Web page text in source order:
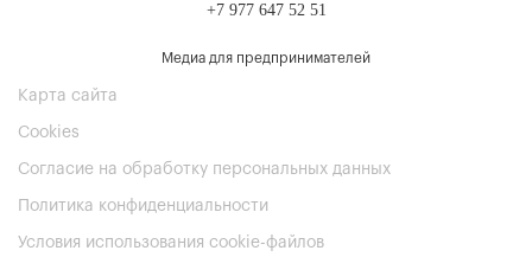
+7 977 647 52 51
Медиа для предпринимателей
Карта сайта
Cookies
Согласие на обработку персональных данных
Политика конфиденциальности
Условия использования cookie-файлов